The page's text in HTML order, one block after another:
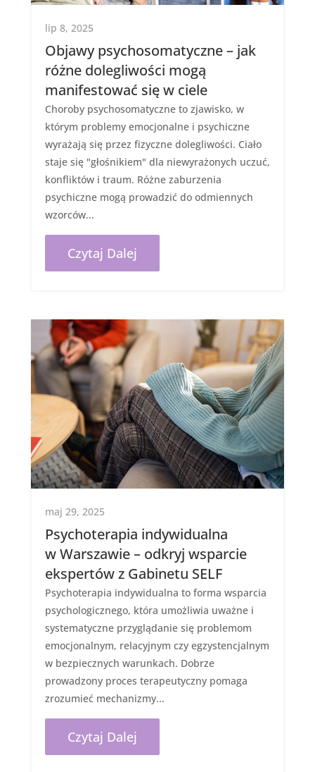
Objawy psychosomatyczne – jak
różne dolegliwości mogą
manifestować się w ciele
lip 8, 2025
Choroby psychosomatyczne to zjawisko, w
którym problemy emocjonalne i psychiczne
wyrażają się przez fizyczne dolegliwości. Ciało
staje się "głośnikiem" dla niewyrażonych uczuć,
konfliktów i traum. Różne zaburzenia
psychiczne mogą prowadzić do odmiennych
wzorców...
Czytaj Dalej
Psychoterapia indywidualna
w Warszawie – odkryj wsparcie
ekspertów z Gabinetu SELF
maj 29, 2025
Psychoterapia indywidualna to forma wsparcia
psychologicznego, która umożliwia uważne i
systematyczne przyglądanie się problemom
emocjonalnym, relacyjnym czy egzystencjalnym
w bezpiecznych warunkach. Dobrze
prowadzony proces terapeutyczny pomaga
zrozumieć mechanizmy...
Czytaj Dalej